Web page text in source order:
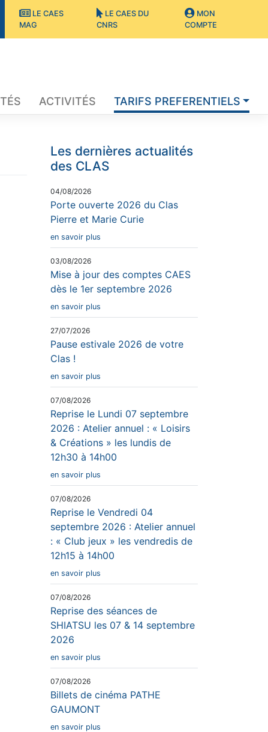
LE CAES
MAG
LE CAES DU
CNRS
MON
COMPTE
ACTIVITÉS TARIFS PREFERENTIELS
Les dernières actualités
des CLAS
04/08/2026
Porte ouverte 2026 du Clas
Pierre et Marie Curie
en savoir plus
03/08/2026
Mise à jour des comptes CAES
dès le 1er septembre 2026
en savoir plus
27/07/2026
Pause estivale 2026 de votre
Clas !
en savoir plus
07/08/2026
Reprise le Lundi 07 septembre
2026 : Atelier annuel : « Loisirs
& Créations » les lundis de
12h30 à 14h00
en savoir plus
07/08/2026
Reprise le Vendredi 04
septembre 2026 : Atelier annuel
: « Club jeux » les vendredis de
12h15 à 14h00
en savoir plus
07/08/2026
Reprise des séances de
SHIATSU les 07 & 14 septembre
2026
en savoir plus
07/08/2026
Billets de cinéma PATHE
GAUMONT
en savoir plus